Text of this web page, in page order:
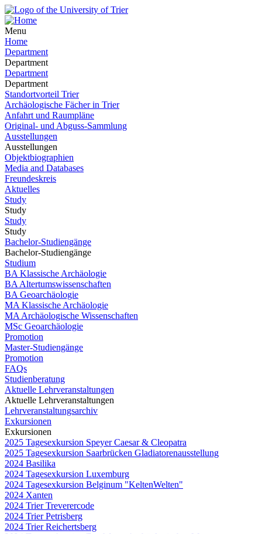
Menu
Home
Department
Department
Department
Department
Standortvorteil Trier
Archäologische Fächer in Trier
Anfahrt und Raumpläne
Original- und Abguss-Sammlung
Ausstellungen
Ausstellungen
Objektbiographien
Media and Databases
Freundeskreis
Aktuelles
Study
Study
Study
Study
Bachelor-Studiengänge
Bachelor-Studiengänge
Studium
BA Klassische Archäologie
BA Altertumswissenschaften
BA Geoarchäologie
MA Klassische Archäologie
MA Archäologische Wissenschaften
MSc Geoarchäologie
Promotion
Master-Studiengänge
Promotion
FAQs
Studienberatung
Aktuelle Lehrveranstaltungen
Aktuelle Lehrveranstaltungen
Lehrveranstaltungsarchiv
Exkursionen
Exkursionen
2025 Tagesexkursion Speyer Caesar & Cleopatra
2025 Tagesexkursion Saarbrücken Gladiatorenausstellung
2024 Basilika
2024 Tagesexkursion Luxemburg
2024 Tagesexkursion Belginum "KeltenWelten"
2024 Xanten
2024 Trier Treverercode
2024 Trier Petrisberg
2024 Trier Reichertsberg